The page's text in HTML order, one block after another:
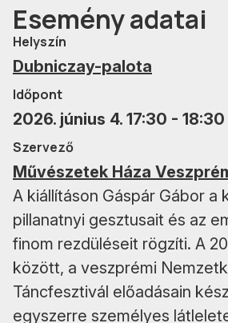
Esemény adatai
Helyszín
Dubniczay-palota
Időpont
2026. június 4. 17:30 - 18:30
Szervező
Művészetek Háza
A kiállításon Gáspár Gábor a
pillanatnyi gesztusait és az
finom rezdüléseit rögzíti. A
között, a veszprémi
Táncfesztivál előadásain
egyszerre személyes